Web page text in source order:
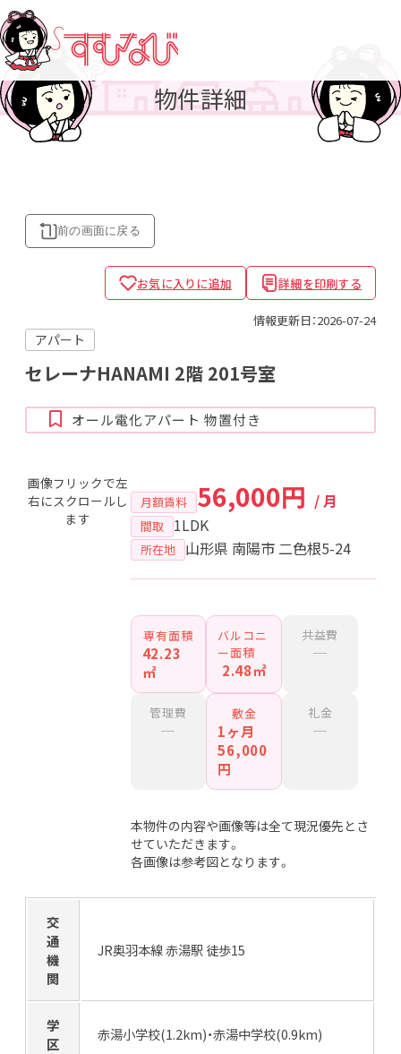
物件詳細
前の画面に戻る
お気に入りに追加 詳細を印刷する
情報更新日：2026-07-24
アパート
セレーナHANAMI 2階 201号室
オール電化アパート 物置付き
月額賃料 56,000円 / 月
間取 1LDK
所在地 山形県 南陽市 二色根5-24
専有面積
42.23
㎡
バルコニ
ー面積
2.48㎡
共益費
─
管理費
─
敷金
1ヶ月
56,000
円
礼金
─
本物件の内容や画像等は全て現況優先とさ
せていただきます。
各画像は参考図となります。
画像フリックで左
右にスクロールし
ます
交
通
機
関
JR奥羽本線 赤湯駅 徒歩15
学
区
赤湯小学校(1.2km)・赤湯中学校(0.9km)